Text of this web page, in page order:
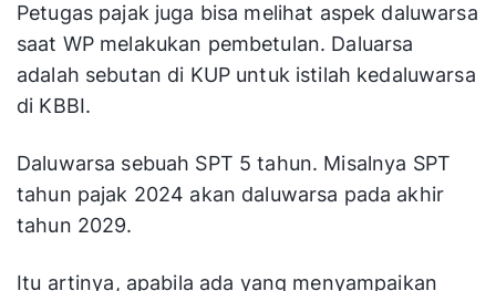
Petugas pajak juga bisa melihat aspek daluwarsa
saat WP melakukan pembetulan. Daluarsa
adalah sebutan di KUP untuk istilah kedaluwarsa
di KBBI.
Daluwarsa sebuah SPT 5 tahun. Misalnya SPT
tahun pajak 2024 akan daluwarsa pada akhir
tahun 2029.
Itu artinya, apabila ada yang menyampaikan